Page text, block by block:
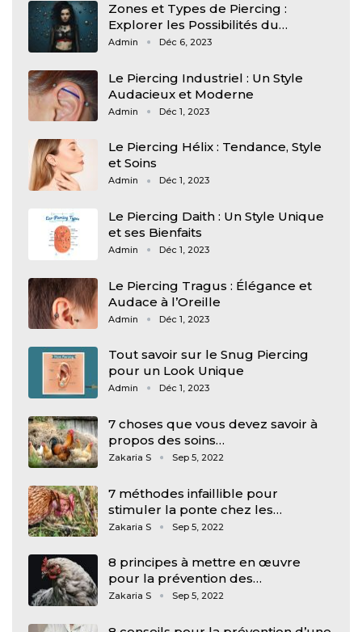
Zones et Types de Piercing :
Explorer les Possibilités du…
Admin Déc 6, 2023
Le Piercing Industriel : Un Style
Audacieux et Moderne
Admin Déc 1, 2023
Le Piercing Hélix : Tendance, Style
et Soins
Admin Déc 1, 2023
Le Piercing Daith : Un Style Unique
et ses Bienfaits
Admin Déc 1, 2023
Le Piercing Tragus : Élégance et
Audace à l’Oreille
Admin Déc 1, 2023
Tout savoir sur le Snug Piercing
pour un Look Unique
Admin Déc 1, 2023
7 choses que vous devez savoir à
propos des soins…
Zakaria S Sep 5, 2022
7 méthodes infaillible pour
stimuler la ponte chez les…
Zakaria S Sep 5, 2022
8 principes à mettre en œuvre
pour la prévention des…
Zakaria S Sep 5, 2022